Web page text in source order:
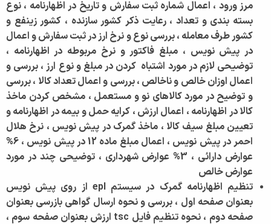
مرز ورود ، اعمال شماره ثبت سفارش و تاریخ در اظهارنامه ، نوع
بسته بندی و تعداد ، رعایت ذکر کشور سازنده ، کشور زینفع و
کشور طرف معامله ، بررسی نوع و نرخ ارز در ثبت سفارش و اعمال
در پیش نویس ، مبلغ فاکتور و نرخ مربوطه در اظهارنامه ،
توضیحی لازم در مورد اشتباه کردن در مبلغ و نوع ارز ، بررسی و
اعمال اوزان خالص و ناخالص ، بررسی و اعمال تعداد کالا ، بررسی
و توضیح در مورد کالاهای نو و مستعمل ، مشخص کردن ماخذ
کالا در اظهارنامه ، اعمال ارزش ، کرایه حمل و بیمه در اظهارنامه و
تعیین مبلغ سیف کالا ، ماخذ گمرک در پیش نویس ، نرخ هلال
احمر در پیش نویس ، اعمال مبلغ ماده 12 در پیش نویس ، 6%
عوارض دارائی ، 3% عوارض شهرداری ، توضیحی چند در مورد
عوارض خالص
تنظیم اظهارنامه گمرک در سیستم epl از روی پیش نویس
بعنوان صفحه اول ، بررسی و نحوه ارسال گواهی بازرسی بعنوان
صفحه دوم ، نحوه تنظیم فایل tsc ارزش بعنوان صفحه سوم ،